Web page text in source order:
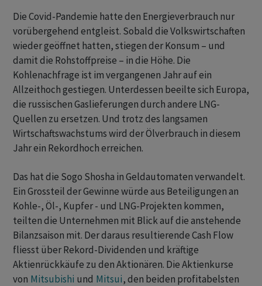
Die Covid-Pandemie hatte den Energieverbrauch nur
vorübergehend entgleist. Sobald die Volkswirtschaften
wieder geöffnet hatten, stiegen der Konsum – und
damit die Rohstoffpreise – in die Höhe. Die
Kohlenachfrage ist im vergangenen Jahr auf ein
Allzeithoch gestiegen. Unterdessen beeilte sich Europa,
die russischen Gaslieferungen durch andere LNG-
Quellen zu ersetzen. Und trotz des langsamen
Wirtschaftswachstums wird der Ölverbrauch in diesem
Jahr ein Rekordhoch erreichen.
Das hat die Sogo Shosha in Geldautomaten verwandelt.
Ein Grossteil der Gewinne würde aus Beteiligungen an
Kohle-, Öl-, Kupfer - und LNG-Projekten kommen,
teilten die Unternehmen mit Blick auf die anstehende
Bilanzsaison mit. Der daraus resultierende Cash Flow
fliesst über Rekord-Dividenden und kräftige
Aktienrückkäufe zu den Aktionären. Die Aktienkurse
von Mitsubishi und Mitsui, den beiden profitabelsten